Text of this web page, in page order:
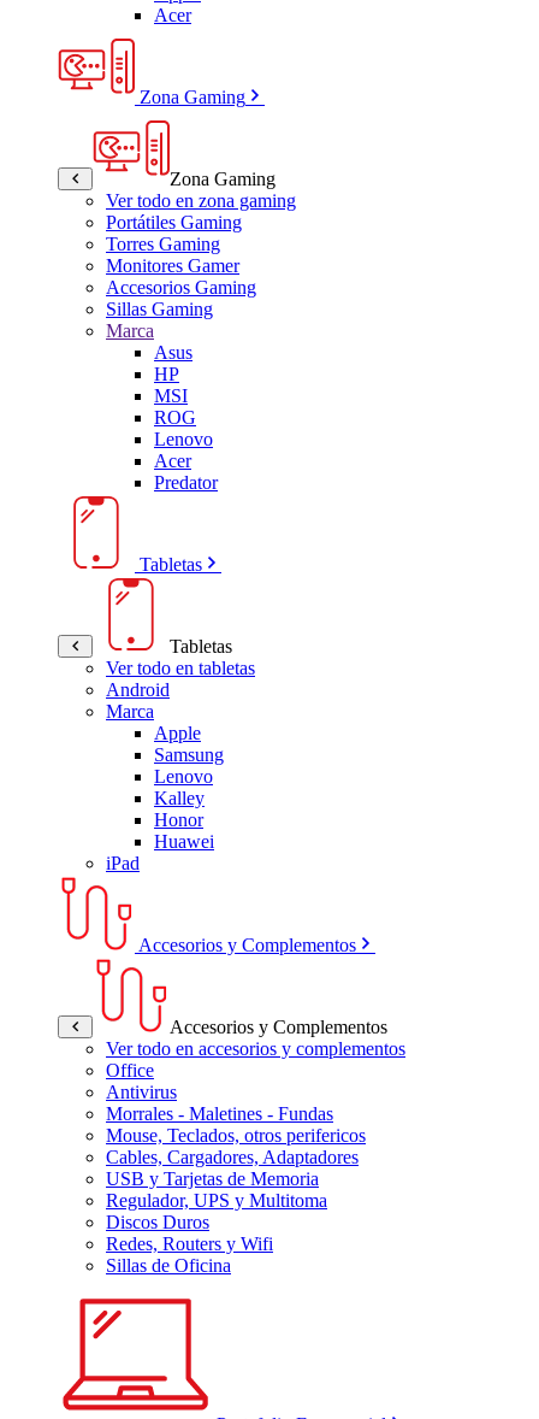
Acer
Zona Gaming
Zona Gaming
Ver todo en zona gaming
Portátiles Gaming
Torres Gaming
Monitores Gamer
Accesorios Gaming
Sillas Gaming
Marca
Asus
HP
MSI
ROG
Lenovo
Acer
Predator
Tabletas
Tabletas
Ver todo en tabletas
Android
Marca
Apple
Samsung
Lenovo
Kalley
Honor
Huawei
iPad
Accesorios y Complementos
Accesorios y Complementos
Ver todo en accesorios y complementos
Office
Antivirus
Morrales - Maletines - Fundas
Mouse, Teclados, otros perifericos
Cables, Cargadores, Adaptadores
USB y Tarjetas de Memoria
Regulador, UPS y Multitoma
Discos Duros
Redes, Routers y Wifi
Sillas de Oficina